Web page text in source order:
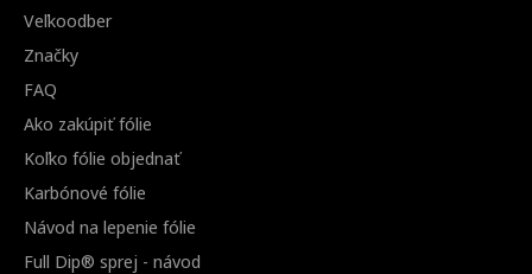
Veľkoodber
Značky
FAQ
Ako zakúpiť fólie
Koľko fólie objednať
Karbónové fólie
Návod na lepenie fólie
Full Dip® sprej - návod